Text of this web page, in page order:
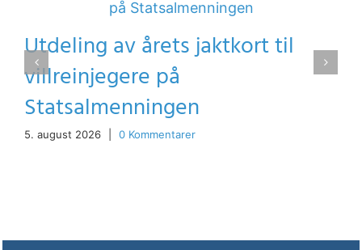
Utdeling av årets jaktkort til
villreinjegere på
Statsalmenningen
5. august 2026 0 Kommentarer